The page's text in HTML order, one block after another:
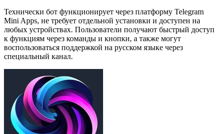
Технически бот функционирует через платформу Telegram
Mini Apps, не требует отдельной установки и доступен на
любых устройствах. Пользователи получают быстрый доступ
к функциям через команды и кнопки, а также могут
воспользоваться поддержкой на русском языке через
специальный канал.